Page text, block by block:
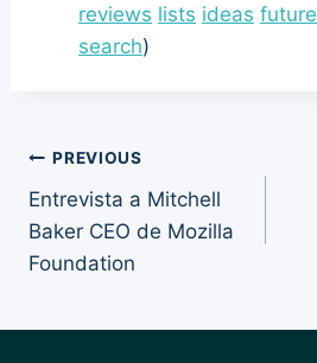
reviews lists ideas future
search)
Post
navigation
PREVIOUS
Entrevista a Mitchell
Baker CEO de Mozilla
Foundation